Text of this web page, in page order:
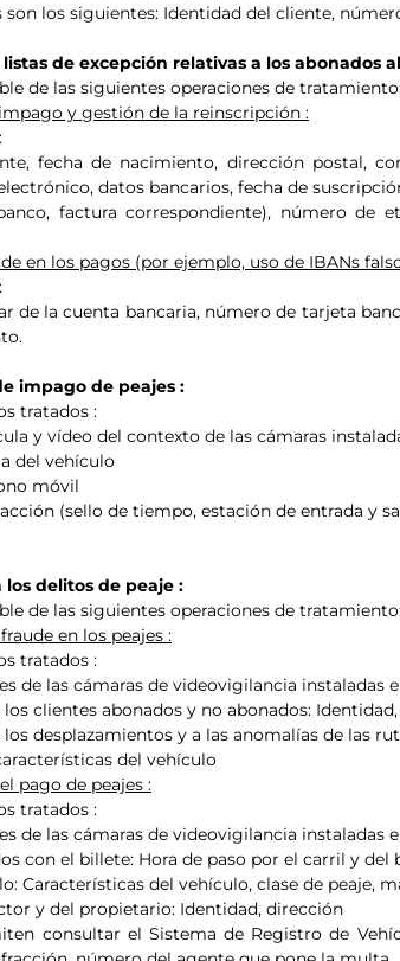
son los siguientes: Identidad del cliente,
de excepción relativas a los abonados
de las siguientes operaciones de
y gestión de la reinscripción :
fecha de nacimiento, dirección postal,
datos bancarios, fecha de
factura correspondiente), número de
en los pagos (por ejemplo, uso de IBANs
de la cuenta bancaria, número de tarjeta
impago de peajes :
tratados :
y vídeo del contexto de las cámaras
del vehículo
móvil
(sello de tiempo, estación de entrada y
delitos de peaje :
de las siguientes operaciones de
en los peajes :
tratados :
de las cámaras de videovigilancia instaladas
clientes abonados y no abonados:
desplazamientos y a las anomalías de las
del vehículo
pago de peajes :
tratados :
de las cámaras de videovigilancia instaladas
con el billete: Hora de paso por el carril y
Características del vehículo, clase de peaje,
y del propietario: Identidad, dirección
consultar el Sistema de Registro de